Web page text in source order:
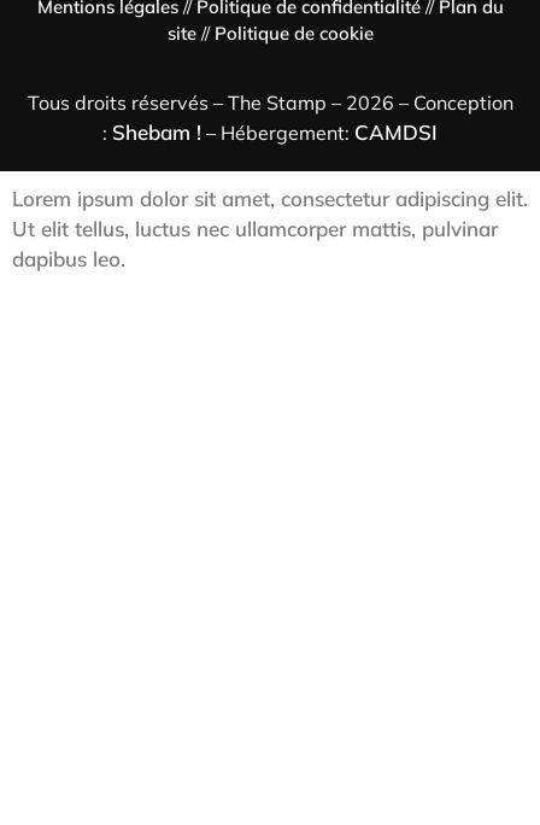
Mentions légales// Politique de confidentialité// Plan du
site// Politique de cookie
Tous droits réservés – The Stamp – 2026 – Conception
: Shebam ! – Hébergement: CAMDSI
Lorem ipsum dolor sit amet, consectetur adipiscing elit.
Ut elit tellus, luctus nec ullamcorper mattis, pulvinar
dapibus leo.